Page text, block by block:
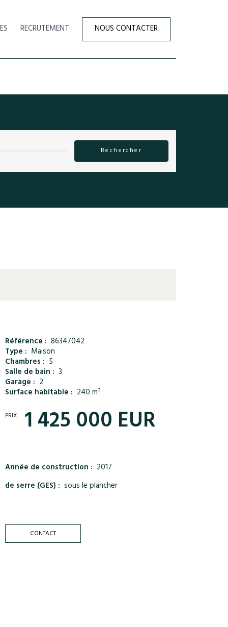
RECRUTEMENT NOUS CONTACTER
Rechercher
Référence : 86347042
Type : Maison
Chambres : 5
Salle de bain : 3
Garage : 2
Surface habitable : 240 m²
PRIX : 1 425 000 EUR
Année de construction : 2017
de serre (GES) : sous le plancher
CONTACT